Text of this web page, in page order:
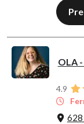
OLA -
4.9
628